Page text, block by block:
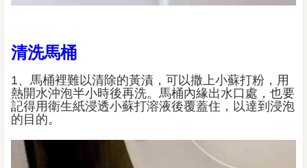
清洗馬桶
1、馬桶裡難以清除的黃漬，可以撒上小蘇打粉，用
熱開水沖泡半小時後再洗。馬桶內緣出水口處，也要
記得用衛生紙浸透小蘇打溶液後覆蓋住，以達到浸泡
的目的。